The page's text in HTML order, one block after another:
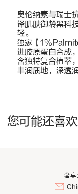
奥伦纳素与瑞士
译肌肤御龄黑科
轻。
独家【
进胶原蛋白合成
含独特复合植萃
丰润质地，深透
您可能还喜欢
奢